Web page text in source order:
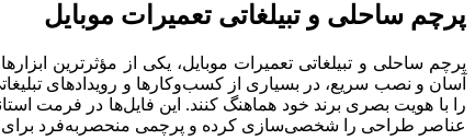
پرچم ساحلی و تبیلغاتی تعمیرات موبایل
پرچم ساحلی و تبیلغاتی تعمیرات موبایل، یکی از مؤثرترین
آسان و نصب سریع، در بسیاری از کسب‌وکارها و رویدادهای
عناصر طراحی را شخصی‌سازی کرده و پرچمی منحصربه‌فرد برای